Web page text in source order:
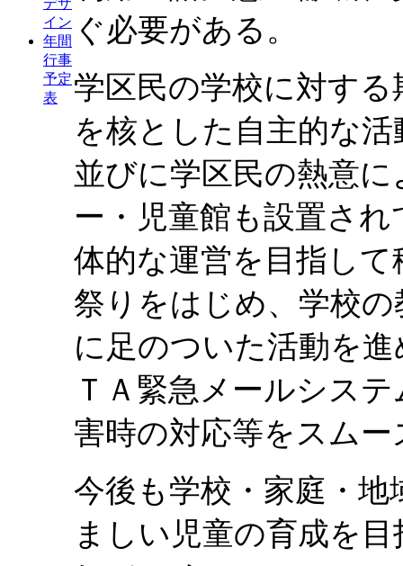
デザ
イン
年間
行事
予定
表
ぐ必要がある。
学区民の学校に対す
を核とした自主的な
並びに学区民の熱意
ー・児童館も設置さ
体的な運営を目指し
祭りをはじめ、学校
に足のついた活動を
ＴＡ緊急メールシス
害時の対応等をスム
今後も学校・家庭・
ましい児童の育成を